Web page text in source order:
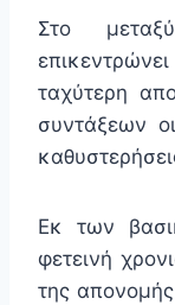
Στο
ταχύτερη
συντάξεων
Εκ των
φετεινή
της